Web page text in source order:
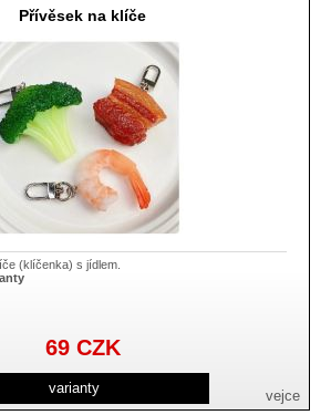
Přívěsek na klíče
(klíčenka) s jídlem.
varianty vejce
69 CZK